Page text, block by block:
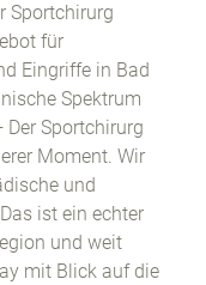
Sportchirurg
für
Eingriffe in Bad
Spektrum
Der Sportchirurg
Moment. Wir
und
ist ein echter
und weit
mit Blick auf die